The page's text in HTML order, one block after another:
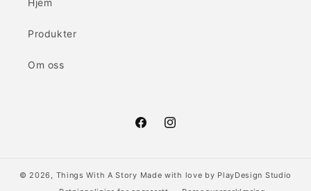
Hjem
Produkter
Om oss
FacebookInstagram
© 2026, Things With A Story Made with love by PlayDesign Studio